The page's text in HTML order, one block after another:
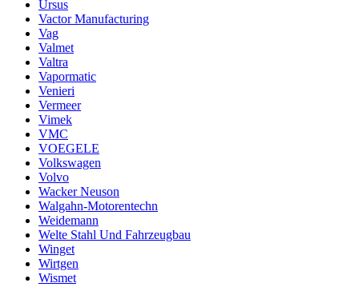
Ursus
Vactor Manufacturing
Vag
Valmet
Valtra
Vapormatic
Venieri
Vermeer
Vimek
VMC
VOEGELE
Volkswagen
Volvo
Wacker Neuson
Walgahn-Motorentechn
Weidemann
Welte Stahl Und Fahrzeugbau
Winget
Wirtgen
Wismet